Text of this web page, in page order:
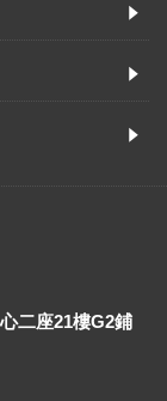
二座21樓G2鋪